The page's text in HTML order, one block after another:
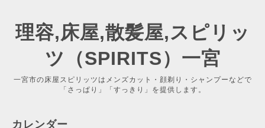
理容,床屋,散髪屋,スピリッ
ツ（SPIRITS）一宮
一宮市の床屋スピリッツはメンズカット・顔剃り・シャンプーなどで
「さっぱり」「すっきり」を提供します。
カレンダー